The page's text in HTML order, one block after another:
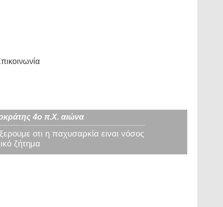
4ο π.Χ. αιώνα
οτι η παχυσαρκία ειναι νόσος
ζήτημα